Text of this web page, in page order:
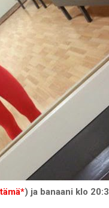
tämä*) ja banaani klo